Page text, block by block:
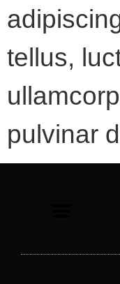
tellus,
pulvinar